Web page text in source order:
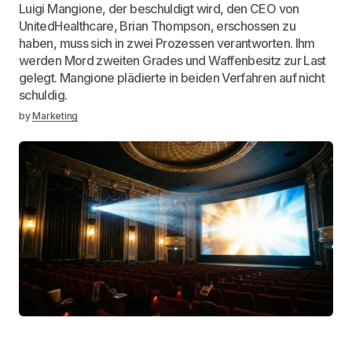
Luigi Mangione, der beschuldigt wird, den CEO von
UnitedHealthcare, Brian Thompson, erschossen zu
haben, muss sich in zwei Prozessen verantworten. Ihm
werden Mord zweiten Grades und Waffenbesitz zur Last
gelegt. Mangione plädierte in beiden Verfahren auf nicht
schuldig.
byMarketing